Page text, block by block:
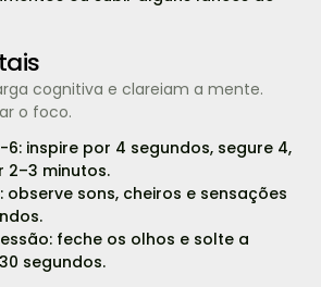
cognitiva e clareiam a mente.
o foco.
inspire por 4 segundos, segure 4,
2–3 minutos.
observe sons, cheiros e sensações
feche os olhos e solte a
segundos.